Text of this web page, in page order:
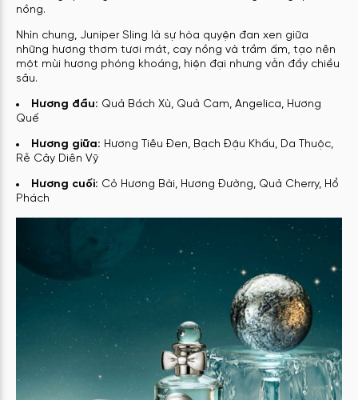
nồng.
Nhìn chung, Juniper Sling là sự hòa quyện đan xen giữa
những hương thơm tươi mát, cay nồng và trầm ấm, tạo nên
một mùi hương phóng khoáng, hiện đại nhưng vẫn đầy chiều
sâu.
Hương đầu: Quả Bách Xù, Quả Cam, Angelica, Hương
Quế
Hương giữa: Hương Tiêu Đen, Bạch Đậu Khấu, Da Thuộc,
Rễ Cây Diên Vỹ
Hương cuối: Cỏ Hương Bài, Hương Đường, Quả Cherry, Hổ
Phách